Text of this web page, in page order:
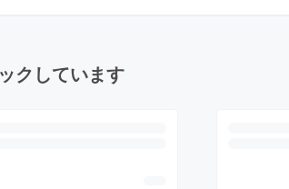
クしています